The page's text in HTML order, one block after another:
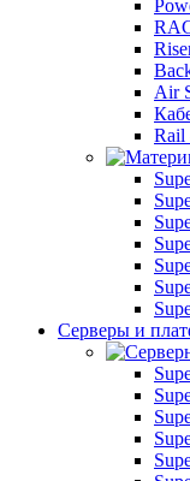
Air
Rail
Серверы и